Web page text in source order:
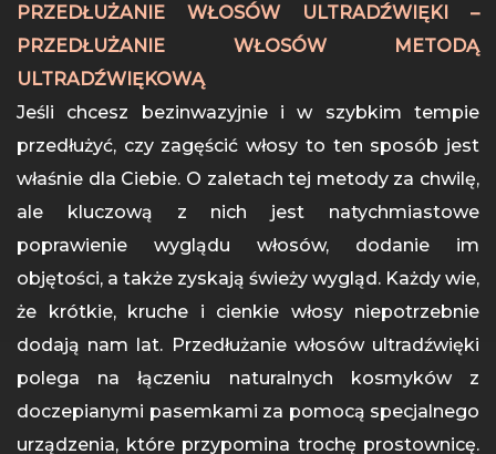
PRZEDŁUŻANIE WŁOSÓW ULTRADŹWIĘKI –
PRZEDŁUŻANIE WŁOSÓW METODĄ
ULTRADŹWIĘKOWĄ
Jeśli chcesz bezinwazyjnie i w szybkim tempie
przedłużyć, czy zagęścić włosy to ten sposób jest
właśnie dla Ciebie. O zaletach tej metody za chwilę,
ale kluczową z nich jest natychmiastowe
poprawienie wyglądu włosów, dodanie im
objętości, a także zyskają świeży wygląd. Każdy wie,
że krótkie, kruche i cienkie włosy niepotrzebnie
dodają nam lat. Przedłużanie włosów ultradźwięki
polega na łączeniu naturalnych kosmyków z
doczepianymi pasemkami za pomocą specjalnego
urządzenia, które przypomina trochę prostownicę.